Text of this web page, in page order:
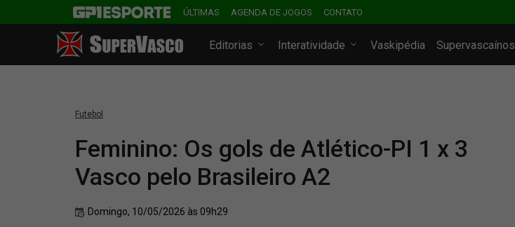
ÚLTIMAS AGENDA DE JOGOS CONTATO
Editorias Interatividade Vaskipédia Supervascaínos
Futebol
Feminino: Os gols de Atlético-PI 1 x 3
Vasco pelo Brasileiro A2
Domingo, 10/05/2026 às 09h29